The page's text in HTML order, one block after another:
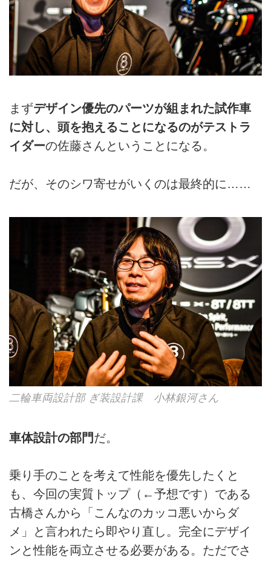
まずデザイン優先のパーツが組まれた試作車
に対し、頭を抱えることになるのがテストラ
イダーの佐藤さんということになる。
だが、そのシワ寄せがいくのは最終的に……
二輪車両設計部 ぎ装設計課 小林銀河さん
車体設計の部門だ。
乗り手のことを考えて性能を優先したくと
も、今回の実質トップ（←予想です）である
古橋さんから「こんなのカッコ悪いからダ
メ」と言われたら即やり直し。完全にデザイ
ンと性能を両立させる必要がある。ただでさ